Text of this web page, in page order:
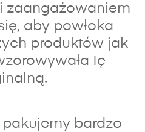
zaangażowaniem
aby powłoka
produktów jak
tę
bardzo